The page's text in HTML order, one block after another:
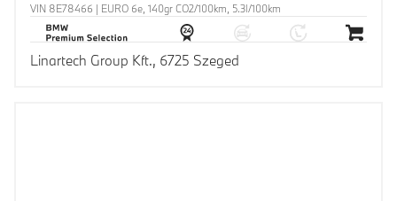
VIN 8E78466 | EURO 6e, 140gr CO2/100km, 5.3l/100km
Linartech Group Kft., 6725 Szeged